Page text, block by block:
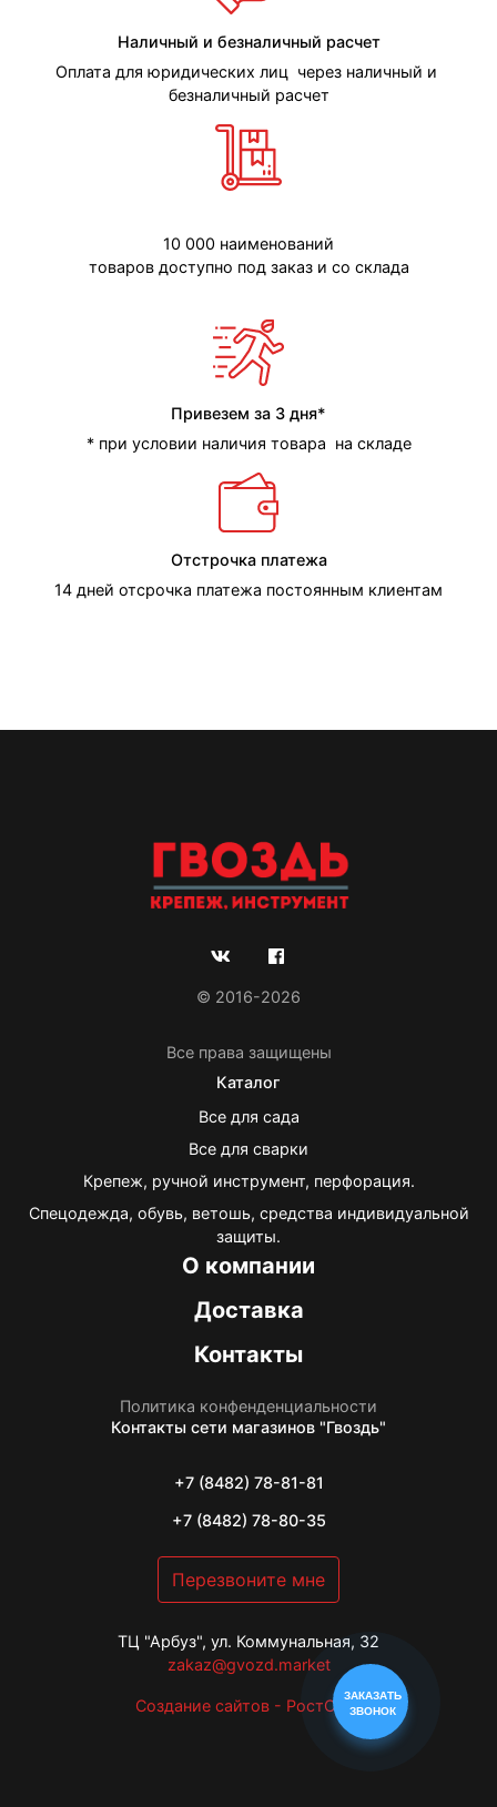
Наличный и безналичный расчет
Оплата для юридических лиц через наличный и
безналичный расчет
10 000 наименований
товаров доступно под заказ и со склада
Привезем за 3 дня*
* при условии наличия товара на складе
Отстрочка платежа
14 дней отсрочка платежа постоянным клиентам
© 2016-2026
Все права защищены
Каталог
Все для сада
Все для сварки
Крепеж, ручной инструмент, перфорация.
Спецодежда, обувь, ветошь, средства индивидуальной
защиты.
О компании
Доставка
Контакты
Политика конфенденциальности
Контакты сети магазинов "Гвоздь"
+7 (8482) 78-81-81
+7 (8482) 78-80-35
Перезвоните мне
ТЦ "Арбуз", ул. Коммунальная, 32
zakaz@gvozd.market
Создание сайтов - РостСайт
ЗАКАЗАТЬ
ЗВОНОК